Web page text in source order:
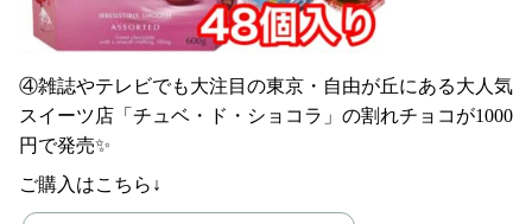
④雑誌やテレビでも大注目の東京・自由が丘にある大人気
スイーツ店「チュベ・ド・ショコラ」の割れチョコが1000
円で発売✨
ご購入はこちら↓